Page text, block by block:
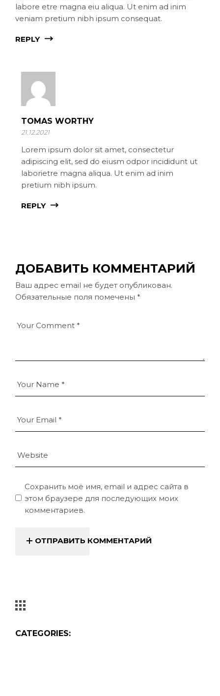
labore etre magna eiu aliqua. Ut enim ad inim
veniam pretium nibh ipsum consequat.
REPLY
TOMAS WORTHY
21.12.2021
Lorem ipsum dolor sit amet, consectetur
adipiscing elit, sed do eiusm odpor incididunt ut
laborietre magna aliqua. Ut enim ad inim
pretium nibh ipsum.
REPLY
ДОБАВИТЬ КОММЕНТАРИЙ
Ваш адрес email не будет опубликован.
Обязательные поля помечены *
Сохранить моё имя, email и адрес сайта в
этом браузере для последующих моих
комментариев.
ОТПРАВИТЬ КОММЕНТАРИЙ
CATEGORIES: